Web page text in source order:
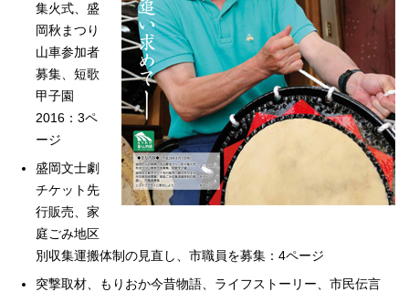
集火式、盛
岡秋まつり
山車参加者
募集、短歌
甲子園
2016：3ペ
ージ
盛岡文士劇
チケット先
行販売、家
庭ごみ地区
別収集運搬体制の見直し、市職員を募集：4ページ
突撃取材、もりおか今昔物語、ライフストーリー、市民伝言